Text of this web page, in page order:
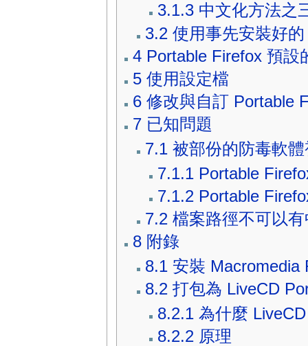
3.1.3 中文化方法之
3.2 使用事先安裝好
4 Portable Firefox 預設
5 使用設定檔
6 修改與自訂 Portable
7 已知問題
7.1 被部份的防毒軟
7.1.1 Portable
7.1.2 Portable
7.2 檔案路徑不可以
8 附錄
8.1 安裝 Macromedia
8.2 打包為 LiveCD
8.2.1 為什麼
8.2.2 原理